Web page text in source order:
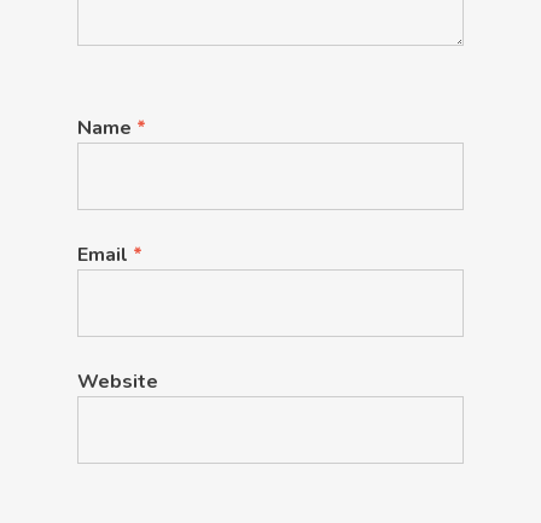
Name *
Email *
Website